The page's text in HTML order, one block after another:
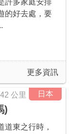
許多家庭安排
的好去處，要
更多資訊
日本
公里
)
道東之行時，